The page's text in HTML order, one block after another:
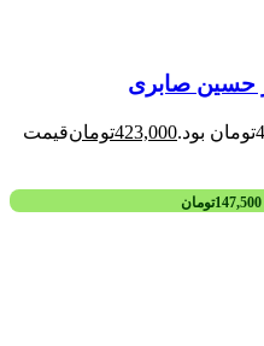
423,000تومانقیمت
147,500تومان